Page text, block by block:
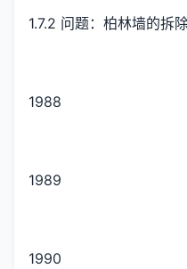
1.7.2 问题：柏林墙的拆
1988
1989
1990